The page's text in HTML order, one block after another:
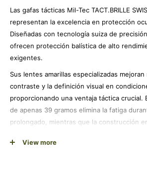
Las gafas tácticas Mil-Tec TACT.BRILLE
representan la excelencia en protección
Diseñadas con tecnología suiza de
ofrecen protección balística de alto
exigentes.
Sus lentes amarillas especializadas
contraste y la definición visual en
proporcionando una ventaja táctica crucial.
de apenas 39 gramos elimina la fatiga
prolongado, mientras que la construcción
View more